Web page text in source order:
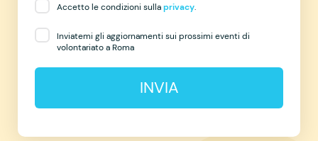
Accetto le condizioni sullaprivacy.
Inviatemi gli aggiornamenti sui prossimi eventi di
volontariato a Roma
INVIA